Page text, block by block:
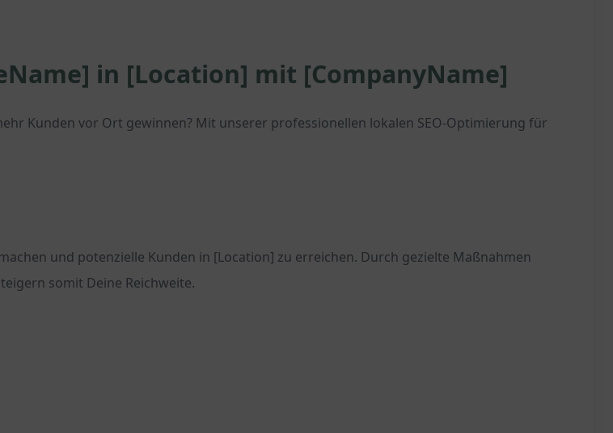
in [Location] mit [CompanyName]
Kunden vor Ort gewinnen? Mit unserer professionellen lokalen SEO-Optimierung für
und potenzielle Kunden in [Location] zu erreichen. Durch gezielte Maßnahmen
somit Deine Reichweite.